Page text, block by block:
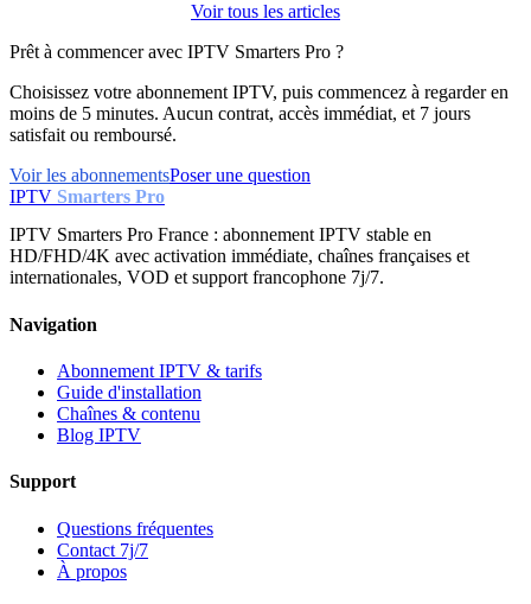
Voir tous les articles
Prêt à commencer avec IPTV Smarters Pro ?
Choisissez votre abonnement IPTV, puis commencez à regarder en
moins de 5 minutes. Aucun contrat, accès immédiat, et 7 jours
satisfait ou remboursé.
Voir les abonnementsPoser une question
IPTV Smarters Pro
IPTV Smarters Pro France : abonnement IPTV stable en
HD/FHD/4K avec activation immédiate, chaînes françaises et
internationales, VOD et support francophone 7j/7.
Navigation
Abonnement IPTV & tarifs
Guide d'installation
Chaînes & contenu
Blog IPTV
Support
Questions fréquentes
Contact 7j/7
À propos